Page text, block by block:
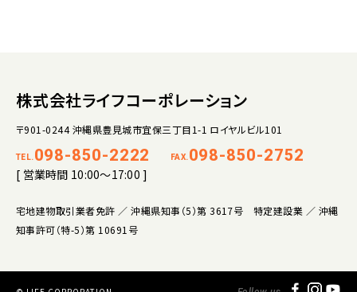
株式会社ライフコーポレーション
〒901-0244 沖縄県豊見城市宜保三丁目1-1 ロイヤルビル101
TEL. 098-850-2222 FAX. 098-850-2752
[ 営業時間 10:00～17:00 ]
宅地建物取引業者免許 ／ 沖縄県知事（5）第 3617号 特定建設業 ／ 沖縄
知事許可（特-5）第 10691号